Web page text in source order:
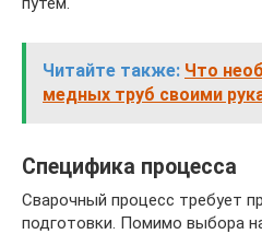
Читайте также: Что
медных труб своими
Специфика процесса
Сварочный процесс требует
подготовки. Помимо выбора